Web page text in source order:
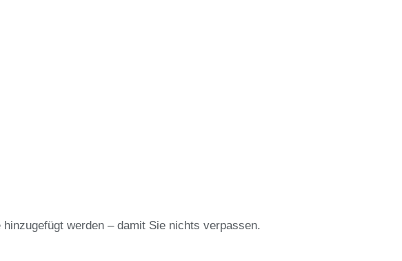
werden – damit Sie nichts verpassen.